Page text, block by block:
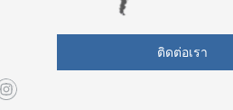
ติดต่อเรา